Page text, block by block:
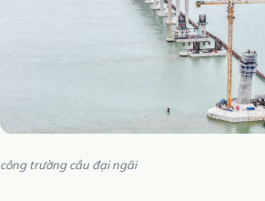
công trường cầu đại ngãi